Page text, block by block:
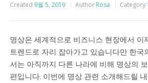
Created 9월 5, 2019 Author Rosa Category
명상은 세계적으로 비즈니스 현장에서 이
트렌드로 자리 잡아가고 있습니다만 한국
서는 아직까지 다른 나라에 비해 명상의
편입니다. 이번에 명상 관련 소개해드릴